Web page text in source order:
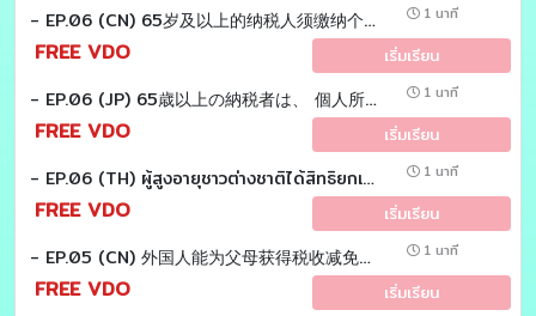
- EP.06 (CN) 65岁及以上的纳税人须缴纳个人所得税 有免税吗？Tax EZ LAOSHI 1 นาที
FREE VDO เริ่มเรียน
- EP.06 (JP) 65歳以上の納税者は、 個人所得税の免税恩典がある？ Tax EZ sensei 1 นาที
FREE VDO เริ่มเรียน
- EP.06 (TH) ผู้สูงอายุชาวต่างชาติได้สิทธิยกเว้นเงินได้ "แสนเก้า" เหมือนคนไทยหรือไม่? Tax EZ sensei 1 นาที
FREE VDO เริ่มเรียน
- EP.05 (CN) 外国人能为父母获得税收减免吗？Tax EZ laoshi 1 นาที
FREE VDO เริ่มเรียน